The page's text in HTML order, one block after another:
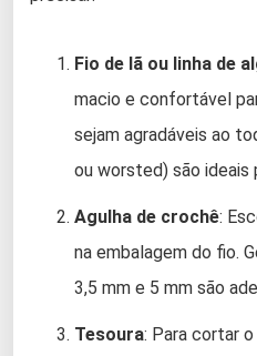
Fio de lã ou linha de
macio e confortável
sejam agradáveis ao
ou worsted) são ideais
Agulha de crochê:
na embalagem do fio.
3,5 mm e 5 mm são
Tesoura: Para cortar